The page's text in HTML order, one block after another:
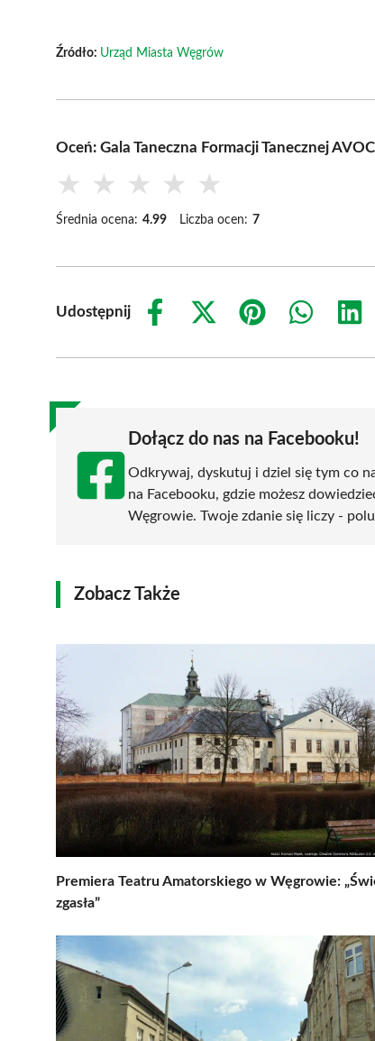
Źródło: Urząd Miasta Węgrów
Oceń: Gala Taneczna Formacji Tanecznej
★ ★ ★ ★ ★
Średnia ocena: 4.99 Liczba ocen: 7
Udostępnij
Share
Share
(Twitter)
Share
Share
Dołącz do nas na Facebooku!
Odkrywaj, dyskutuj i dziel się tym co
na Facebooku, gdzie możesz
Węgrowie. Twoje zdanie się liczy -
Zobacz Także
Premiera Teatru Amatorskiego w Węgrowie:
zgasła”